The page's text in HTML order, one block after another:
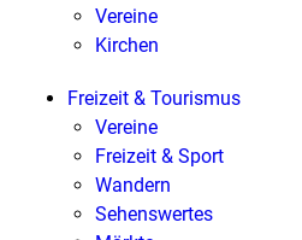
Vereine
Kirchen
Freizeit & Tourismus
Vereine
Freizeit & Sport
Wandern
Sehenswertes